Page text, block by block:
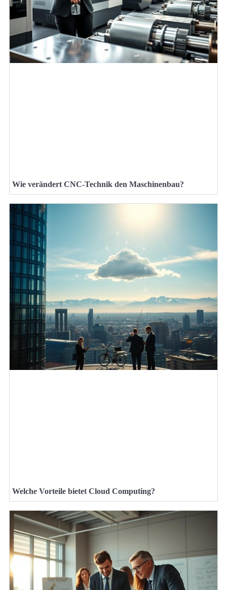
Wie verändert CNC-Technik den Maschinenbau?
Welche Vorteile bietet Cloud Computing?